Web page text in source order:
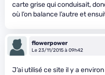
carte grise qui conduisait,
où l’on balance l’autre et
flowerpower
Le 23/11/2015 à 09h42
J’ai utilisé ce site il y a